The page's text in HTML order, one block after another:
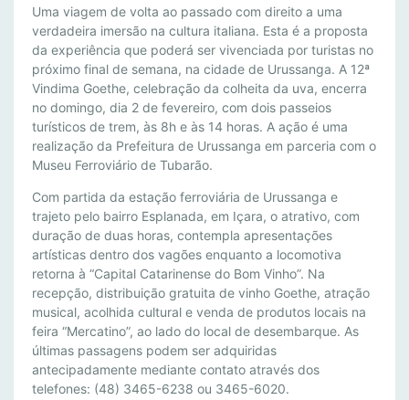
P
A
S
S
E
I
O
S
E
T
R
E
M
S
Ã
O
N
O
Uma viagem de volta ao passado com direito a uma
verdadeira imersão na cultura italiana. Esta é a proposta
da experiência que poderá ser vivenciada por turistas no
próximo final de semana, na cidade de Urussanga. A 12ª
Vindima Goethe, celebração da colheita da uva, encerra
no domingo, dia 2 de fevereiro, com dois passeios
turísticos de trem, às 8h e às 14 horas. A ação é uma
realização da Prefeitura de Urussanga em parceria com o
Museu Ferroviário de Tubarão.
Com partida da estação ferroviária de Urussanga e
trajeto pelo bairro Esplanada, em Içara, o atrativo, com
duração de duas horas, contempla apresentações
artísticas dentro dos vagões enquanto a locomotiva
retorna à “Capital Catarinense do Bom Vinho”. Na
recepção, distribuição gratuita de vinho Goethe, atração
musical, acolhida cultural e venda de produtos locais na
feira “Mercatino”, ao lado do local de desembarque. As
últimas passagens podem ser adquiridas
antecipadamente mediante contato através dos
telefones: (48) 3465-6238 ou 3465-6020.